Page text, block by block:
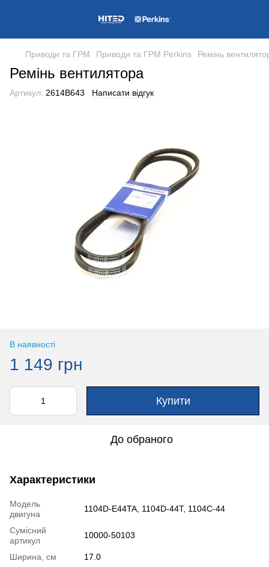
Приводи та ГРМ Приводи та ГРМ Perkins Ремінь
Ремінь вентилятора
Артикул: 2614B643 Написати відгук
В наявності
1 149 грн
Купити
До обраного
Характеристики
Модель
двигуна
1104D-E44TA, 1104D-44T, 1104C-44
Сумісний
артикул
10000-50103
Ширина, см
17.0